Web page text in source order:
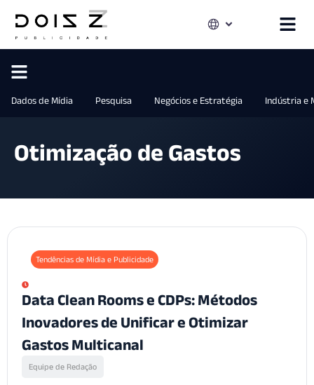
Dados de Mídia Pesquisa Negócios e Estratégia Indústria e
Otimização de Gastos
Tendências de Mídia e Publicidade
Data Clean Rooms e CDPs: Métodos
Inovadores de Unificar e Otimizar
Gastos Multicanal
Equipe de Redação